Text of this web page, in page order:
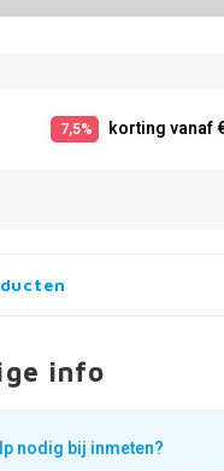
7,5% korting vanaf
info
nodig bij inmeten?